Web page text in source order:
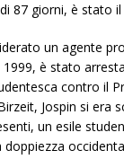
87 giorni, è stato
un agente
è stato
contro il
Jospin si
un esile
doppiezza